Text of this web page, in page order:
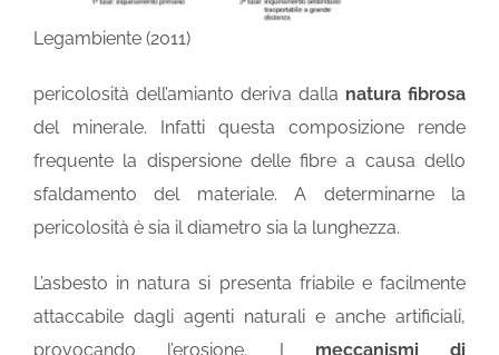
Legambiente (2011)
pericolosità dell’amianto deriva dalla natura fibrosa
del minerale. Infatti questa composizione rende
frequente la dispersione delle fibre a causa dello
sfaldamento del materiale. A determinarne la
pericolosità è sia il diametro sia la lunghezza.
L’asbesto in natura si presenta friabile e facilmente
attaccabile dagli agenti naturali e anche artificiali,
provocando l’erosione. I meccanismi di